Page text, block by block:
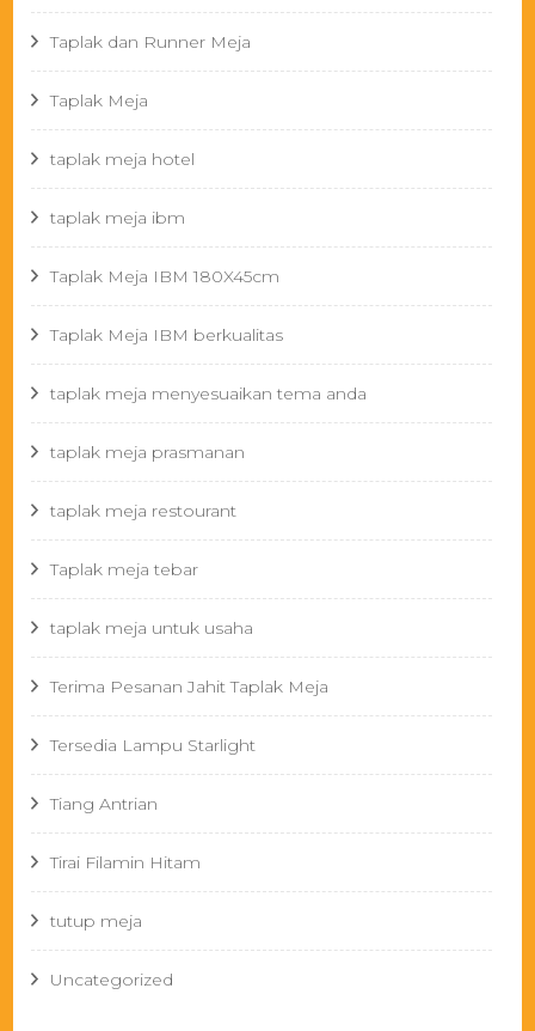
Taplak dan Runner Meja
Taplak Meja
taplak meja hotel
taplak meja ibm
Taplak Meja IBM 180X45cm
Taplak Meja IBM berkualitas
taplak meja menyesuaikan tema anda
taplak meja prasmanan
taplak meja restourant
Taplak meja tebar
taplak meja untuk usaha
Terima Pesanan Jahit Taplak Meja
Tersedia Lampu Starlight
Tiang Antrian
Tirai Filamin Hitam
tutup meja
Uncategorized